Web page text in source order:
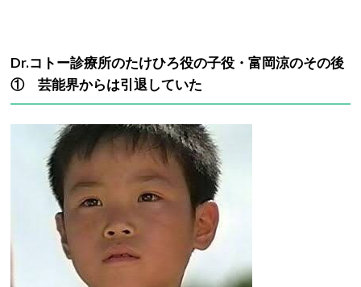
Dr.コトー診療所のたけひろ役の子役・富岡涼のその後
① 芸能界からは引退していた